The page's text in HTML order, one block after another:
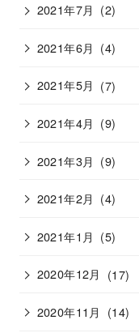
2021年7月 (2)
2021年6月 (4)
2021年5月 (7)
2021年4月 (9)
2021年3月 (9)
2021年2月 (4)
2021年1月 (5)
2020年12月 (17)
2020年11月 (14)